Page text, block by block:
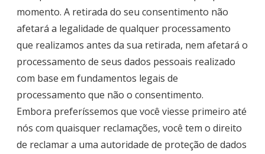
momento. A retirada do seu consentimento não
afetará a legalidade de qualquer processamento
que realizamos antes da sua retirada, nem afetará o
processamento de seus dados pessoais realizado
com base em fundamentos legais de
processamento que não o consentimento.
Embora preferíssemos que você viesse primeiro até
nós com quaisquer reclamações, você tem o direito
de reclamar a uma autoridade de proteção de dados